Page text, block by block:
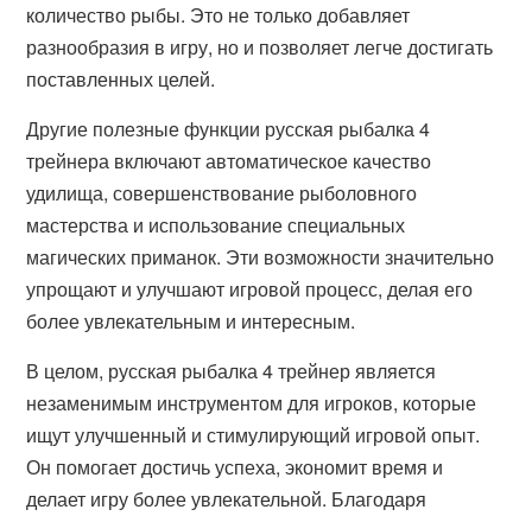
количество рыбы. Это не только добавляет
разнообразия в игру, но и позволяет легче достигать
поставленных целей.
Другие полезные функции русская рыбалка 4
трейнера включают автоматическое качество
удилища, совершенствование рыболовного
мастерства и использование специальных
магических приманок. Эти возможности значительно
упрощают и улучшают игровой процесс, делая его
более увлекательным и интересным.
В целом, русская рыбалка 4 трейнер является
незаменимым инструментом для игроков, которые
ищут улучшенный и стимулирующий игровой опыт.
Он помогает достичь успеха, экономит время и
делает игру более увлекательной. Благодаря